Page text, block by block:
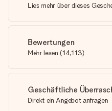
Lies mehr über dieses
Bewertungen
Mehr lesen (14,113)
Geschäftliche
Direkt ein Angebot anfragen